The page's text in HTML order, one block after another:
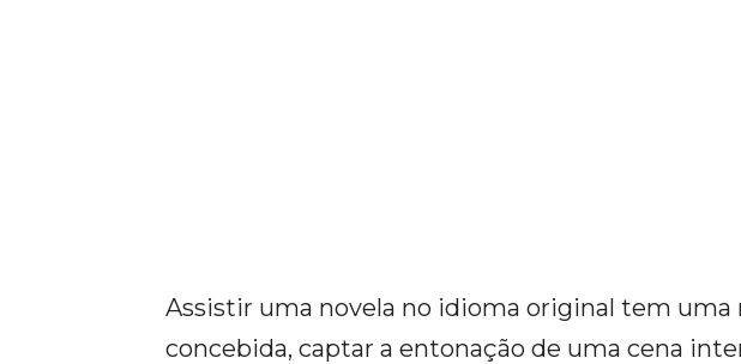
Assistir uma novela no idioma original tem uma
concebida, captar a entonação de uma cena